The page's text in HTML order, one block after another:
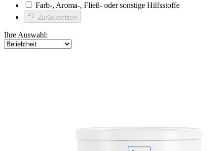
Farb-, Aroma-, Fließ- oder sonstige Hilfsstoffe
Zurücksetzen
Ihre Auswahl: